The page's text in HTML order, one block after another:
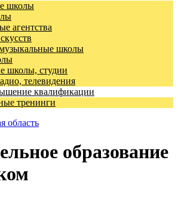
школы
агентства
школы
школы, студии
телевидения
квалификации
тренинги
область
образование